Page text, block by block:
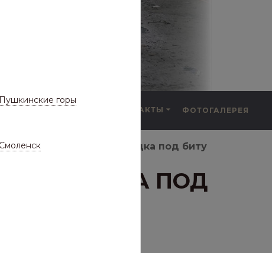
КОНТАКТЫ ФОТОГАЛЕРЕЯ
кровельные, насадка под биту
НАСАДКА ПОД
Пушкинские горы
Смоленск